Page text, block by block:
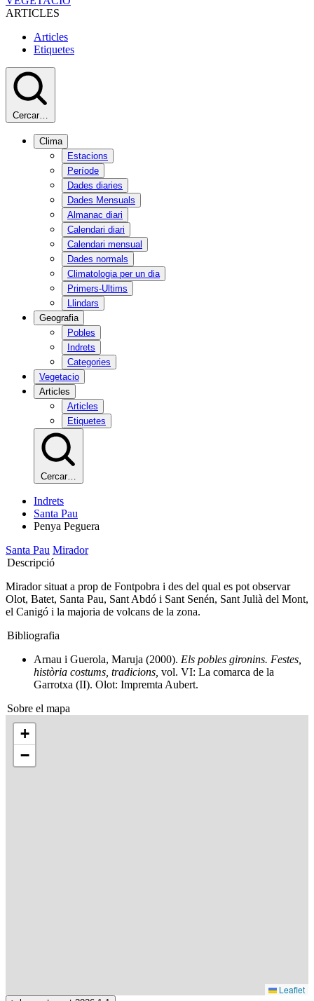
ARTICLES
Articles
Etiquetes
Cercar…
Clima
Estacions
Període
Dades diaries
Dades Mensuals
Almanac diari
Calendari diari
Calendari mensual
Dades normals
Climatologia per un dia
Primers-Ultims
Llindars
Geografia
Pobles
Indrets
Categories
Vegetacio
Articles
Articles
Etiquetes
Cercar…
Indrets
Santa Pau
Penya Peguera
Santa Pau Mirador
Descripció
Mirador situat a prop de Fontpobra i des del qual es pot observar
Olot, Batet, Santa Pau, Sant Abdó i Sant Senén, Sant Julià del Mont,
el Canigó i la majoria de volcans de la zona.
Bibliografia
Arnau i Guerola, Maruja (2000). Els pobles gironins. Festes,
història costums, tradicions, vol. VI: La comarca de la
Garrotxa (II). Olot: Impremta Aubert.
Sobre el mapa
+
−
Leaflet